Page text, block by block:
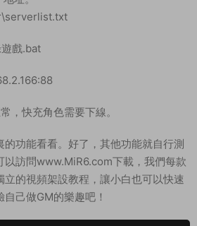
戲.bat
，快充角色需要下線。
功能看看。好了，其他功能就自行測
以訪問www.MiR6.com下載，我們每款
立的視頻架設教程，讓小白也可以快速
己做GM的樂趣吧！